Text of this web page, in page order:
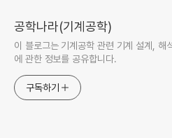
공학나라(기계공학)
이 블로그는 기계공학 관련 기계 설계, 해
에 관한 정보를 공유합니다.
구독하기